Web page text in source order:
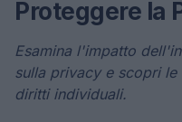
Proteggere la
Esamina l'impatto
sulla privacy e scopri
diritti individuali.